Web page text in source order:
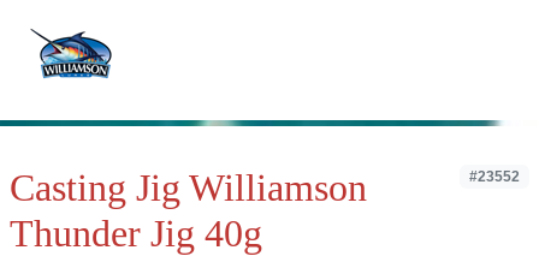
#23552
Casting Jig Williamson
Thunder Jig 40g